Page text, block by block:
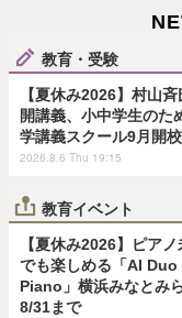
教育・受験
【夏休み2026】村山
開講義、小中学生のた
学講義スクール9月開校
2026.8.6 Thu 19:15
教育イベント
【夏休み2026】ピア
でも楽しめる「AI Duo
Piano」横浜みなとみ
8/31まで